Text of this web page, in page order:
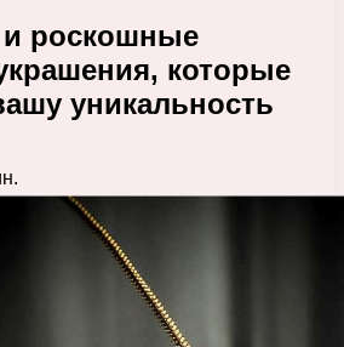
роскошные
которые
уникальность